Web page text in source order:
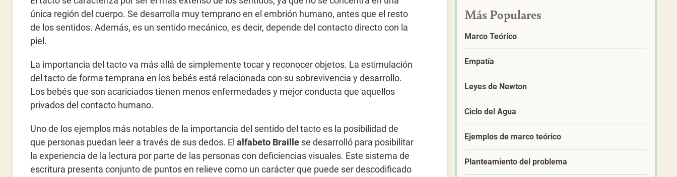
única región del cuerpo. Se desarrolla muy temprano en el embrión humano, antes que el resto
de los sentidos. Además, es un sentido mecánico, es decir, depende del contacto directo con la
piel.
La importancia del tacto va más allá de simplemente tocar y reconocer objetos. La estimulación
del tacto de forma temprana en los bebés está relacionada con su sobrevivencia y desarrollo.
Los bebés que son acariciados tienen menos enfermedades y mejor conducta que aquellos
privados del contacto humano.
Uno de los ejemplos más notables de la importancia del sentido del tacto es la posibilidad de
que personas puedan leer a través de sus dedos. El alfabeto Braille se desarrolló para posibilitar
la experiencia de la lectura por parte de las personas con deficiencias visuales. Este sistema de
escritura presenta conjunto de puntos en relieve como un carácter que puede ser descodificado
Más Populares
Marco Teórico
Empatía
Leyes de Newton
Ciclo del Agua
Ejemplos de marco teórico
Planteamiento del problema